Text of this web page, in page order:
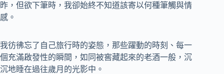
昨，但欲下筆時，我卻始終不知道該寄以何種筆觸與情
感。
我彷彿忘了自己旅行時的姿態，那些躍動的時刻、每一
個充滿啟發性的瞬間，如同被窖藏起來的老酒一般，沉
沉地睡在過往歲月的光影中。